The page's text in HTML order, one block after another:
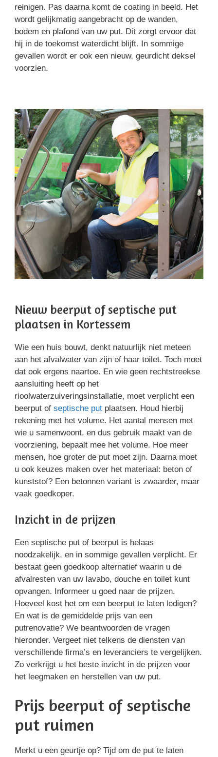
reinigen. Pas daarna komt de coating in beeld. Het
wordt gelijkmatig aangebracht op de wanden,
bodem en plafond van uw put. Dit zorgt ervoor dat
hij in de toekomst waterdicht blijft. In sommige
gevallen wordt er ook een nieuw, geurdicht deksel
voorzien.
Nieuw beerput of septische put
plaatsen in Kortessem
Wie een huis bouwt, denkt natuurlijk niet meteen
aan het afvalwater van zijn of haar toilet. Toch moet
dat ook ergens naartoe. En wie geen rechtstreekse
aansluiting heeft op het
rioolwaterzuiveringsinstallatie, moet verplicht een
beerput of septische put plaatsen. Houd hierbij
rekening met het volume. Het aantal mensen met
wie u samenwoont, en dus gebruik maakt van de
voorziening, bepaalt mee het volume. Hoe meer
mensen, hoe groter de put moet zijn. Daarna moet
u ook keuzes maken over het materiaal: beton of
kunststof? Een betonnen variant is zwaarder, maar
vaak goedkoper.
Inzicht in de prijzen
Een septische put of beerput is helaas
noodzakelijk, en in sommige gevallen verplicht. Er
bestaat geen goedkoop alternatief waarin u de
afvalresten van uw lavabo, douche en toilet kunt
opvangen. Informeer u goed naar de prijzen.
Hoeveel kost het om een beerput te laten ledigen?
En wat is de gemiddelde prijs van een
putrenovatie? We beantwoorden de vragen
hieronder. Vergeet niet telkens de diensten van
verschillende firma’s en leveranciers te vergelijken.
Zo verkrijgt u het beste inzicht in de prijzen voor
het leegmaken en herstellen van uw put.
Prijs beerput of septische
put ruimen
Merkt u een geurtje op? Tijd om de put te laten